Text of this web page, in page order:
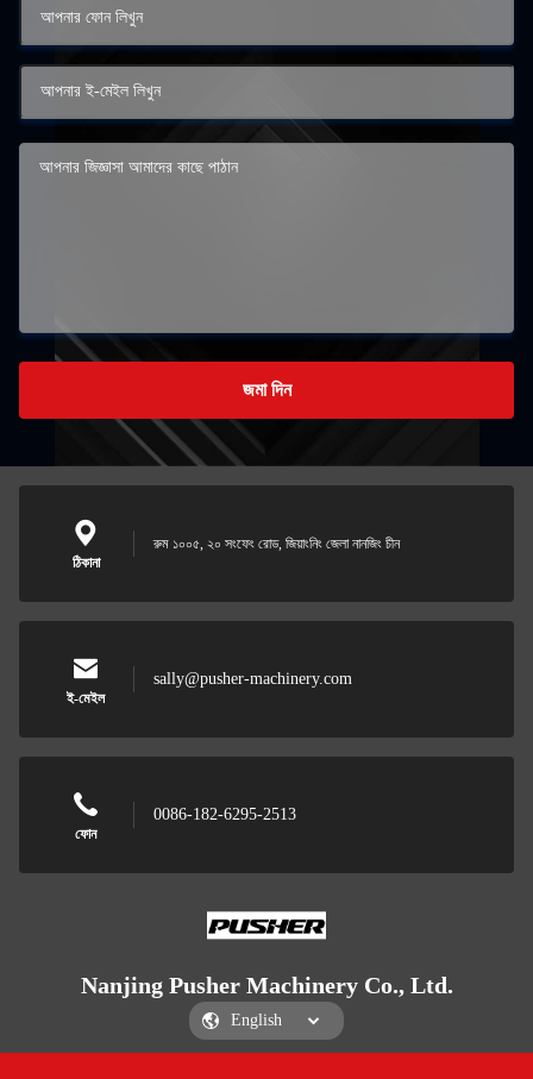
জমা দিন
ঠিকানা
রুম ১০০৫, ২০ সংফেং রোড, জিয়াংনিং জেলা নানজিং চীন
ই-মেইল
sally@pusher-machinery.com
ফোন
0086-182-6295-2513
Nanjing Pusher Machinery Co., Ltd.